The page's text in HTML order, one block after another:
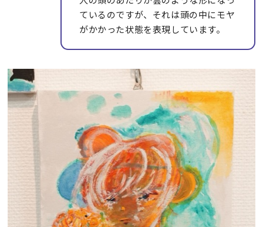
ているのですが、それは頭の中にモヤ
がかかった状態を表現しています。